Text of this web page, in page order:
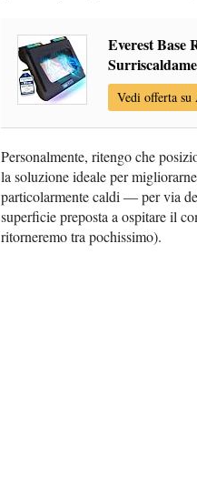
Everest Base
Vedi offerta su
Personalmente, ritengo che
la soluzione ideale per
particolarmente caldi — per via
superficie preposta a ospitare il
ritorneremo tra pochissimo).